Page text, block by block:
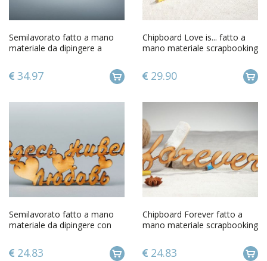
Semilavorato fatto a mano
materiale da dipingere a
34.97
Chipboard Love is... fatto a
mano materiale scrapbooking
29.90
Semilavorato fatto a mano
materiale da dipingere con
24.83
Chipboard Forever fatto a
mano materiale scrapbooking
24.83